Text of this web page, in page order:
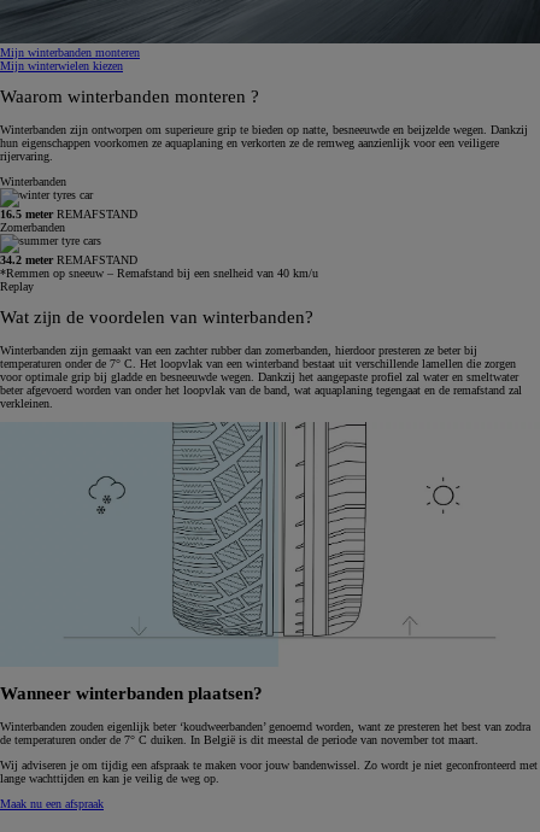
Mijn winterbanden monteren
Mijn winterwielen kiezen
Waarom winterbanden monteren ?
Winterbanden zijn ontworpen om superieure grip te bieden op natte, besneeuwde en beijzelde wegen. Dankzij
hun eigenschappen voorkomen ze aquaplaning en verkorten ze de remweg aanzienlijk voor een veiligere
rijervaring.
Winterbanden
16.5 meterREMAFSTAND
Zomerbanden
34.2 meterREMAFSTAND
*Remmen op sneeuw – Remafstand bij een snelheid van 40 km/u
Replay
Wat zijn de voordelen van winterbanden?
Winterbanden zijn gemaakt van een zachter rubber dan zomerbanden, hierdoor presteren ze beter bij
temperaturen onder de 7° C. Het loopvlak van een winterband bestaat uit verschillende lamellen die zorgen
voor optimale grip bij gladde en besneeuwde wegen. Dankzij het aangepaste profiel zal water en smeltwater
beter afgevoerd worden van onder het loopvlak van de band, wat aquaplaning tegengaat en de remafstand zal
verkleinen.
Wanneer winterbanden plaatsen?
Winterbanden zouden eigenlijk beter ‘koudweerbanden’ genoemd worden, want ze presteren het best van zodra
de temperaturen onder de 7° C duiken. In België is dit meestal de periode van november tot maart.
Wij adviseren je om tijdig een afspraak te maken voor jouw bandenwissel. Zo wordt je niet geconfronteerd met
lange wachttijden en kan je veilig de weg op.
Maak nu een afspraak